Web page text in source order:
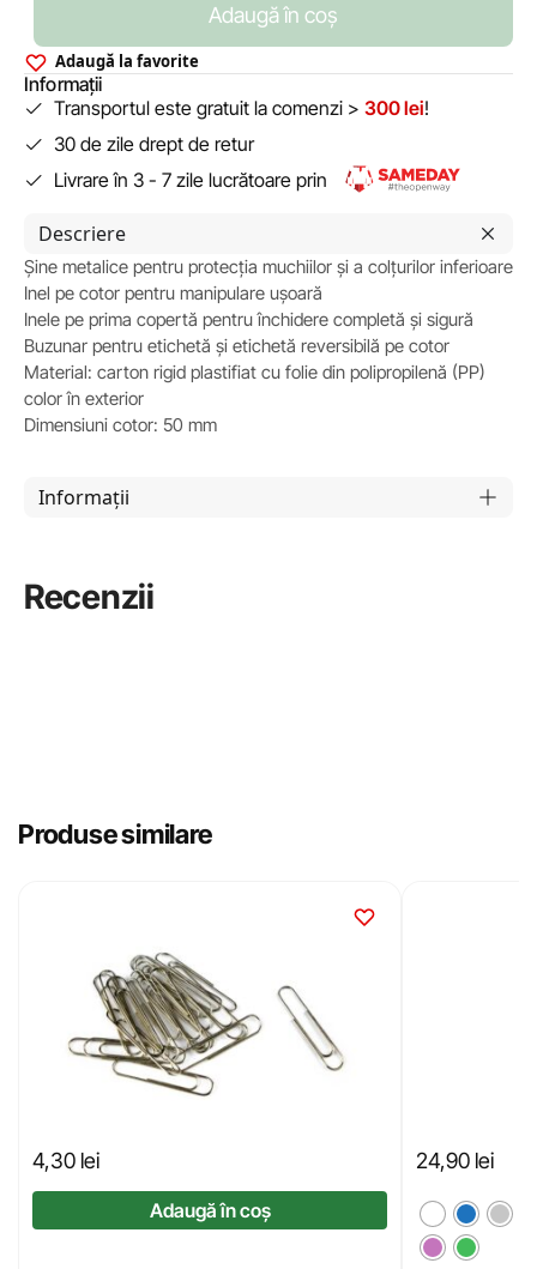
Adaugă în coș
Adaugă la favorite
Informații
Transportul este gratuit la comenzi > 300 lei!
30 de zile drept de retur
Livrare în 3 - 7 zile lucrătoare prin
Descriere
Șine metalice pentru protecția muchiilor și a colțurilor inferioare
Inel pe cotor pentru manipulare ușoară
Inele pe prima copertă pentru închidere completă și sigură
Buzunar pentru etichetă și etichetă reversibilă pe cotor
Material: carton rigid plastifiat cu folie din polipropilenă (PP)
color în exterior
Dimensiuni cotor: 50 mm
Informații
Recenzii
Produse similare
4,30 lei
Adaugă în coș
24,90 lei